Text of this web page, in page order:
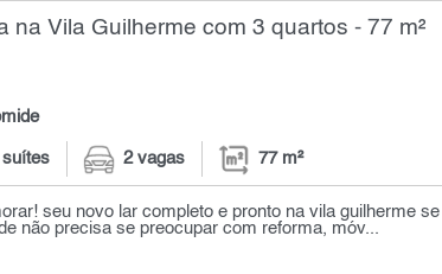
na Vila Guilherme com 3 quartos - 77 m²
suítes 2 vagas 77 m²
seu novo lar completo e pronto na vila guilherme se
não precisa se preocupar com reforma, móv...